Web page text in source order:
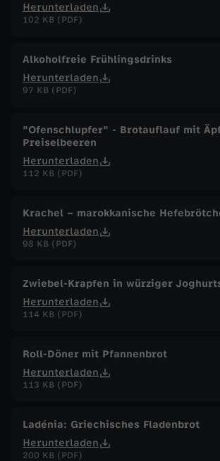
Herunterladen
102 KB (PDF)
Alkoholfreie Frühlingsdrinks
Herunterladen
97 KB (PDF)
"Ofenschlupfer" - Brotauflauf mit
Preiselbeeren
Herunterladen
112 KB (PDF)
Krachel – marokkanische
Herunterladen
98 KB (PDF)
Zwiebel-Krapfen in würziger
Herunterladen
114 KB (PDF)
Roll-Döner mit Pfannenbrot
Herunterladen
113 KB (PDF)
Ladénia: Griechisches Fladenbrot
Herunterladen
200 KB (PDF)